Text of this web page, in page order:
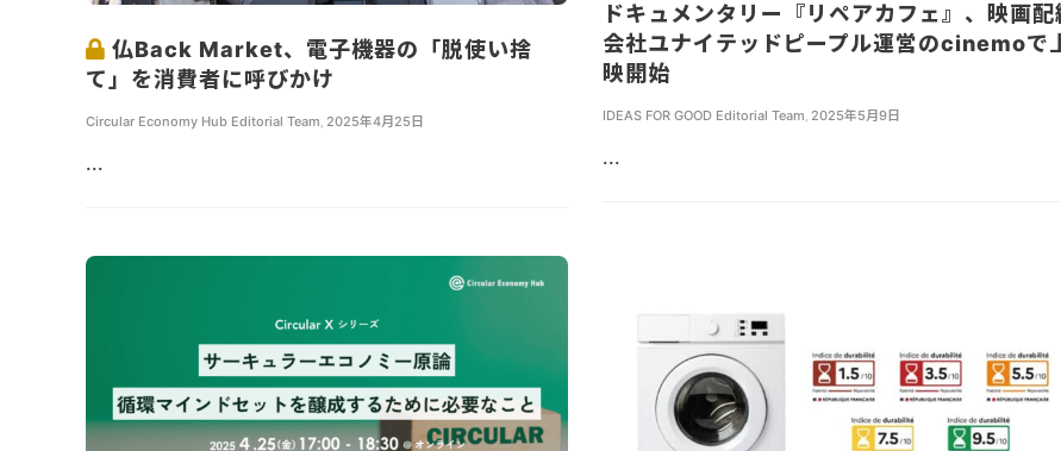
ドキュメンタリー『リペアカフェ』、映画配
会社ユナイテッドピープル運営のcinemoで
映開始
IDEAS FOR GOOD Editorial Team, 2025年5月9日
...
仏Back Market、電子機器の「脱使い捨
て」を消費者に呼びかけ
Circular Economy Hub Editorial Team 2025年4月25日
...